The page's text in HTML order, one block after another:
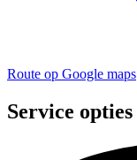
Route op Google maps
Service opties